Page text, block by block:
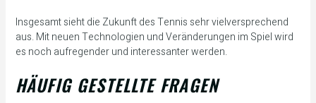
Insgesamt sieht die Zukunft des Tennis sehr vielversprechend
aus. Mit neuen Technologien und Veränderungen im Spiel wird
es noch aufregender und interessanter werden.
HÄUFIG GESTELLTE FRAGEN